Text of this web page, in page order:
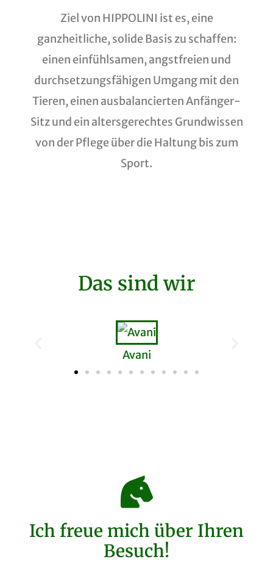
Ziel von HIPPOLINI ist es, eine
ganzheitliche, solide Basis zu schaffen:
einen einfühlsamen, angstfreien und
durchsetzungsfähigen Umgang mit den
Tieren, einen ausbalancierten Anfänger-
Sitz und ein altersgerechtes Grundwissen
von der Pflege über die Haltung bis zum
Sport.
Das sind wir
Avani
Ich freue mich über Ihren
Besuch!